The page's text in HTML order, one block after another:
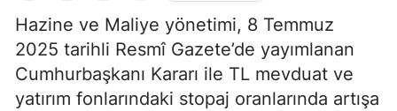
Hazine ve Maliye yönetimi, 8 Temmuz
2025 tarihli Resmî Gazete’de yayımlanan
Cumhurbaşkanı Kararı ile TL mevduat ve
yatırım fonlarındaki stopaj oranlarında artışa